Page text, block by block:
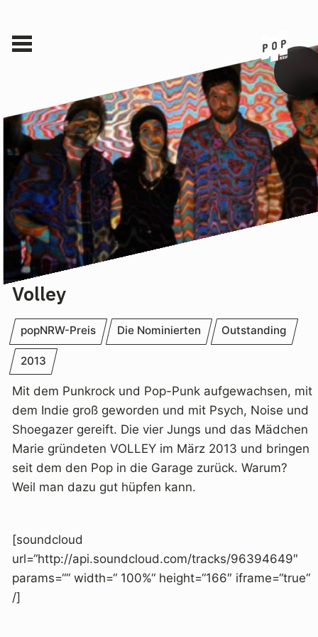
Volley
popNRW-Preis Die Nominierten Outstanding
2013
Mit dem Punkrock und Pop-Punk aufgewachsen, mit
dem Indie groß geworden und mit Psych, Noise und
Shoegazer gereift. Die vier Jungs und das Mädchen
Marie gründeten VOLLEY im März 2013 und bringen
seit dem den Pop in die Garage zurück. Warum?
Weil man dazu gut hüpfen kann.
[soundcloud
url=“http://api.soundcloud.com/tracks/96394649″
params=““ width=“ 100%“ height=“166″ iframe=“true“
/]